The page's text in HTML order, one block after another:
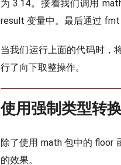
为 3.14。接着我们调用
result 变量中。最后通过 fmt
当我们运行上面的代码时，
行了向下取整操作。
使用强制类型转
除了使用 math 包中的 floor
的效果。